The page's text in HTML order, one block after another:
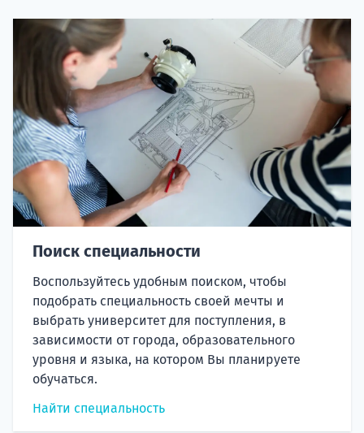
Поиск специальности
Воспользуйтесь удобным поиском, чтобы
подобрать специальность своей мечты и
выбрать университет для поступления, в
зависимости от города, образовательного
уровня и языка, на котором Вы планируете
обучаться.
Найти специальность